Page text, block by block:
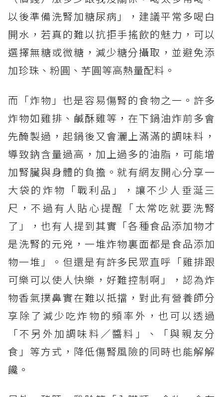
以後準備洗腎加糖尿病」，建議平常多喝白
開水，若真的難以抗拒手搖飲的魅力，可以
選擇無糖或微糖，減少糖分攝取，並避免添
加珍珠、粉圓、芋圓等高熱量配料。
而「炸物」也是容易傷腎的食物之一。許多
炸物如雞排、鹹酥雞等，在下鍋油炸前多會
先醃製過，起鍋後又會灑上滿滿的調味料，
導致鈉含量過高，加上過多的油脂，可能增
加腎臟與身體的負擔。就有網友開心分享一
大袋的炸物「戰利品」，讓不少人垂涎三
尺，不過有人貼心提醒「太常吃就要洗腎
了」，也有人提到其實「各種食品添加物才
是洗腎的元兇，一堆炸物裏面都是食品添加
物一堆」。但還是有許多民眾直呼「雞排跟
可樂可以使人快樂，好難控制啊」，認為炸
物香氣撲鼻實在難以抵擋，對此有營養師分
享除了減少吃炸物的頻率外，也可以透過
「不另外加調味料／醬料」、「與親友分
食」等方式，降低傷腎風險的同時也能解解
饞。